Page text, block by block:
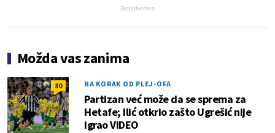
Brainberries
Možda vas zanima
80 NA KORAK OD PLEJ-OFA
Partizan već može da se sprema za
Hetafe; Ilić otkrio zašto Ugrešić nije
igrao VIDEO